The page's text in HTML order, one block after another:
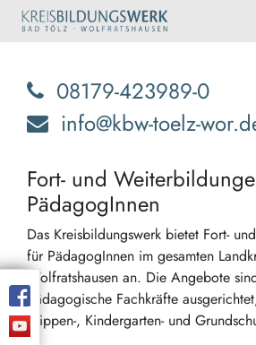
08179-423989-0
info@kbw-toelz-
Fort- und
PädagogInnen
Das Kreisbildungswerk bietet Fort-
für PädagogInnen im gesamten
Wolfratshausen an. Die Angebote
pädagogische Fachkräfte
Krippen-, Kindergarten- und